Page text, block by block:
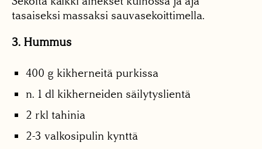
tasaiseksi massaksi sauvasekoittimella.
3. Hummus
400 g kikherneitä purkissa
n. 1 dl kikherneiden säilytyslientä
2 rkl tahinia
2-3 valkosipulin kynttä